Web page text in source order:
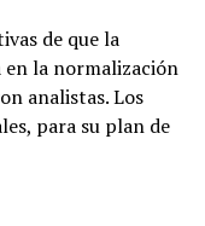
de que la
en la normalización
analistas. Los
para su plan de